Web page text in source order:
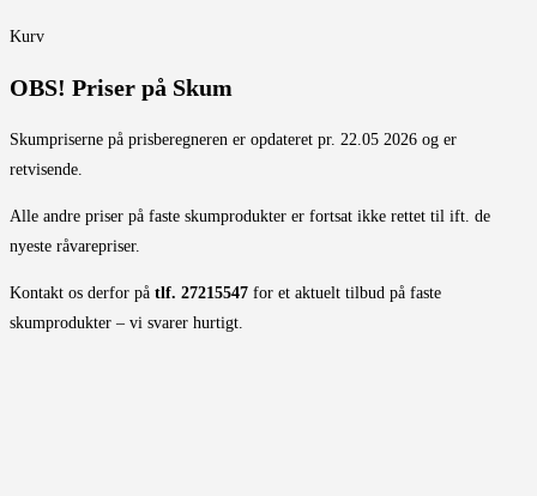
Kurv
OBS! Priser på Skum
Skumpriserne på prisberegneren er opdateret pr. 22.05 2026 og er
retvisende.
Alle andre priser på faste skumprodukter er fortsat ikke rettet til ift. de
nyeste råvarepriser.
Kontakt os derfor på tlf. 27215547 for et aktuelt tilbud på faste
skumprodukter – vi svarer hurtigt.